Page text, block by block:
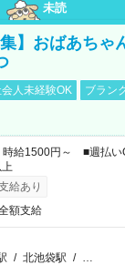
未読
】おばあちゃ
人未経験OK
ブラン
時給1500円～ ■週払
給あり
額支給
/ 北池袋駅 / …